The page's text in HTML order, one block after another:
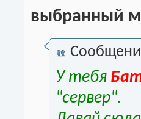
выбранный
У тебя
"сервер".